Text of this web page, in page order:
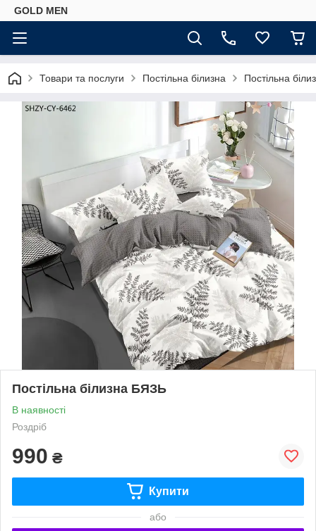
GOLD MEN
Товари та послуги Постільна білизна Постільна
Постільна білизна БЯЗЬ
В наявності
Роздріб
990 ₴
Купити
або